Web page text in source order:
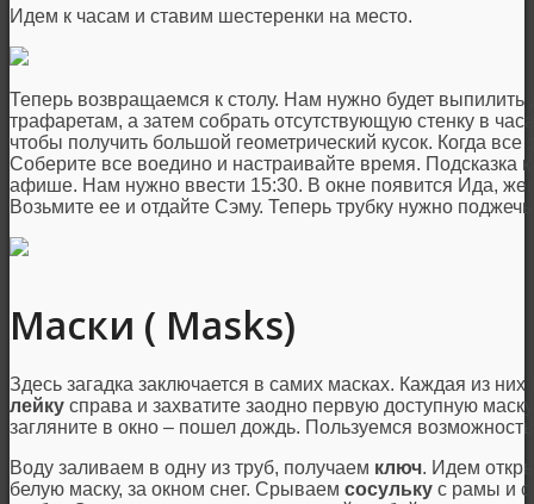
Идем к часам и ставим шестеренки на место.
Теперь возвращаемся к столу. Нам нужно будет
трафаретам, а затем собрать отсутствующую стенку в
чтобы получить большой геометрический кусок. Когда все
Соберите все воедино и настраивайте время. Подсказка
афише. Нам нужно ввести 15:30. В окне появится Ида,
Возьмите ее и отдайте Сэму. Теперь трубку нужно
Маски ( Masks)
Здесь загадка заключается в самих масках. Каждая из
лейку справа и захватите заодно первую доступную
загляните в окно – пошел дождь. Пользуемся
Воду заливаем в одну из труб, получаем ключ. Идем
белую маску, за окном снег. Срываем сосульку с рамы и